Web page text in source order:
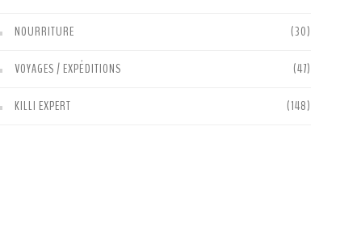
NOURRITURE (30)
VOYAGES / EXPÉDITIONS (47)
KILLI EXPERT (148)